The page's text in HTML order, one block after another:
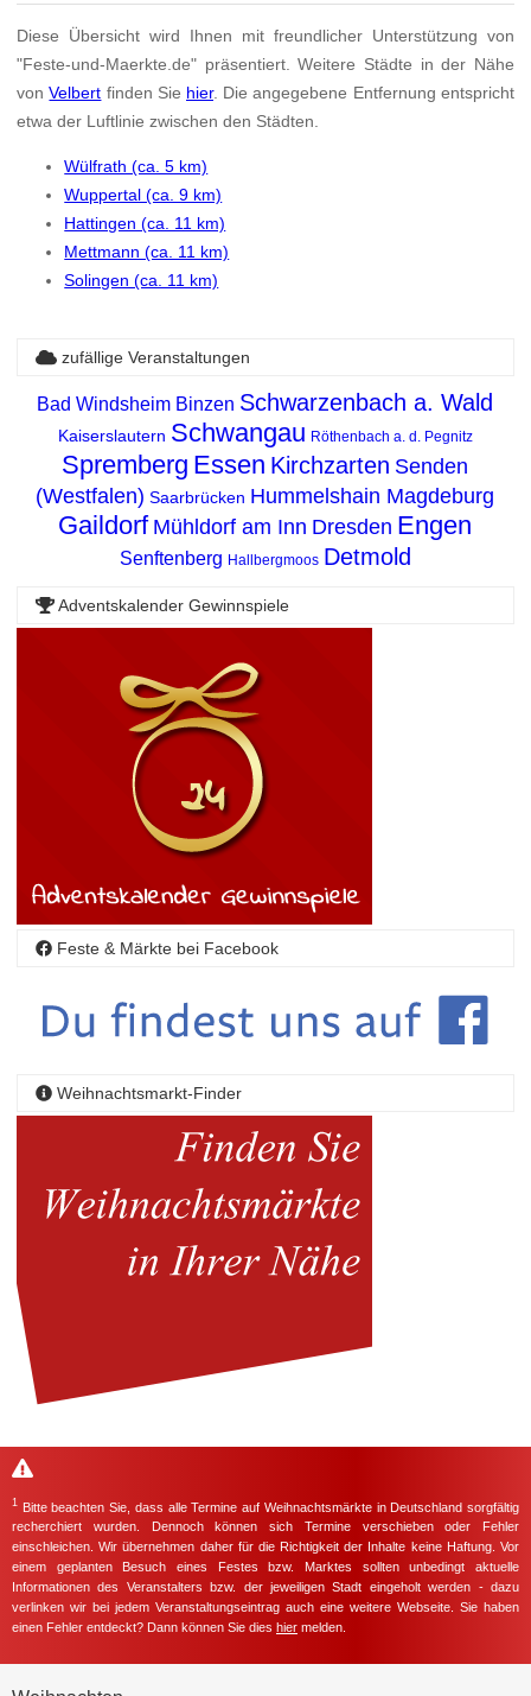
Diese Übersicht wird Ihnen mit freundlicher Unterstützung von
"Feste-und-Maerkte.de" präsentiert. Weitere Städte in der Nähe
vonVelbert finden Sie hier. Die angegebene Entfernung entspricht
etwa der Luftlinie zwischen den Städten.
Wülfrath (ca. 5 km)
Wuppertal (ca. 9 km)
Hattingen (ca. 11 km)
Mettmann (ca. 11 km)
Solingen (ca. 11 km)
zufällige Veranstaltungen
Bad Windsheim Binzen Schwarzenbach a. Wald
Kaiserslautern Schwangau Röthenbach a. d. Pegnitz
Spremberg Essen Kirchzarten Senden
(Westfalen) Saarbrücken Hummelshain Magdeburg
Gaildorf Mühldorf am Inn Dresden Engen
Senftenberg Hallbergmoos Detmold
Adventskalender Gewinnspiele
Feste & Märkte bei Facebook
Weihnachtsmarkt-Finder
1
Bitte beachten Sie, dass alle Termine auf Weihnachtsmärkte in Deutschland sorgfältig
recherchiert wurden. Dennoch können sich Termine verschieben oder Fehler
einschleichen. Wir übernehmen daher für die Richtigkeit der Inhalte keine Haftung. Vor
einem geplanten Besuch eines Festes bzw. Marktes sollten unbedingt aktuelle
Informationen des Veranstalters bzw. der jeweiligen Stadt eingeholt werden - dazu
verlinken wir bei jedem Veranstaltungseintrag auch eine weitere Webseite. Sie haben
einen Fehler entdeckt? Dann können Sie dies hier melden.